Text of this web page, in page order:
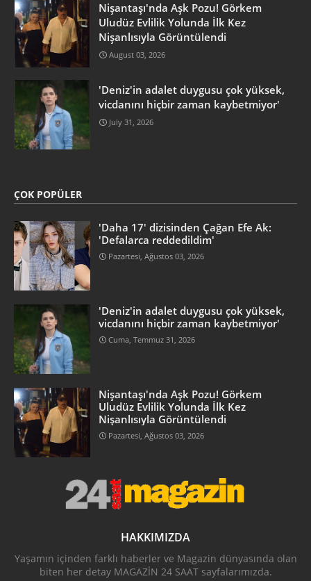
Nişantaşı'nda Aşk Pozu! Görkem
Uludüz Evlilik Yolunda İlk Kez
Nişanlısıyla Görüntülendi
August 03, 2026
'Deniz'in adalet duygusu çok yüksek,
vicdanını hiçbir zaman kaybetmiyor'
July 31, 2026
ÇOK POPÜLER
'Daha 17' dizisinden Çağan Efe Ak:
'Defalarca reddedildim'
Pazartesi, Ağustos 03, 2026
'Deniz'in adalet duygusu çok yüksek,
vicdanını hiçbir zaman kaybetmiyor'
Cuma, Temmuz 31, 2026
Nişantaşı'nda Aşk Pozu! Görkem
Uludüz Evlilik Yolunda İlk Kez
Nişanlısıyla Görüntülendi
Pazartesi, Ağustos 03, 2026
HAKKIMIZDA
Yaşamın içinden farklı haberler ve Magazin dünyasında olan
biten her detay MAGAZİN 24 SAAT sayfalarımızda.